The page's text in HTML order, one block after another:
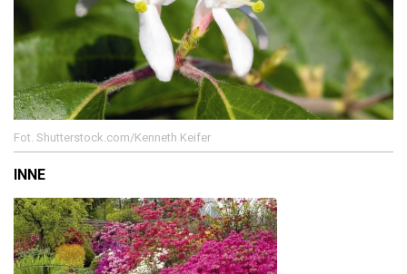
Fot. Shutterstock.com/Kenneth Keifer
INNE